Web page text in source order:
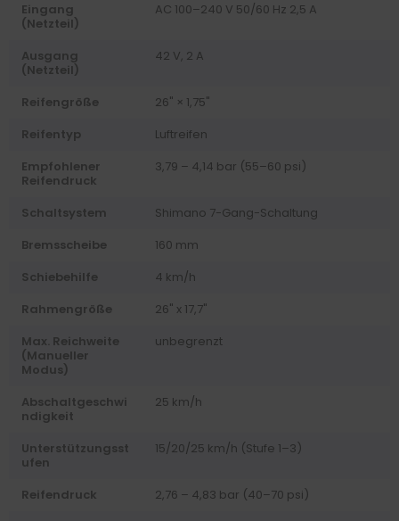
Eingang
(Netzteil)
AC 100–240 V 50/60 Hz 2,5 A
Ausgang
(Netzteil)
42 V, 2 A
Reifengröße
26" × 1,75"
Reifentyp
Luftreifen
Empfohlener
Reifendruck
3,79 – 4,14 bar (55–60 psi)
Schaltsystem
Shimano 7-Gang-Schaltung
Bremsscheibe
160 mm
Schiebehilfe
4 km/h
Rahmengröße
26" x 17,7"
Max. Reichweite
(Manueller
Modus)
unbegrenzt
Abschaltgeschwi
ndigkeit
25 km/h
Unterstützungsst
ufen
15/20/25 km/h (Stufe 1–3)
Reifendruck
2,76 – 4,83 bar (40–70 psi)